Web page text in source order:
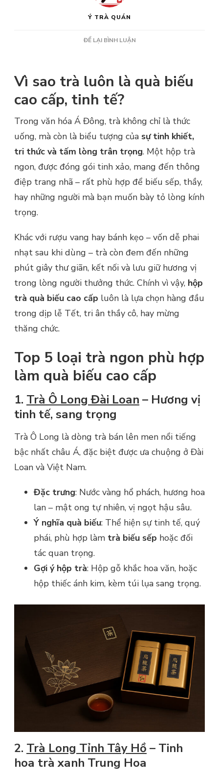
Ý TRÀ QUÁN
ĐỂ LẠI BÌNH LUẬNTẠI
TRÀ
NGON
LÀM
BIẾU
CAO
BIẾU
SẾP,
TRỌNG
Vì sao trà luôn là quà biếu
cao cấp, tinh tế?
Trong văn hóa Á Đông, trà không chỉ là thức
uống, mà còn là biểu tượng của sự tinh khiết,
tri thức và tấm lòng trân trọng. Một hộp trà
ngon, được đóng gói tinh xảo, mang đến thông
điệp trang nhã – rất phù hợp để biếu sếp, thầy,
hay những người mà bạn muốn bày tỏ lòng kính
trọng.
Khác với rượu vang hay bánh kẹo – vốn dễ phai
nhạt sau khi dùng – trà còn đem đến những
phút giây thư giãn, kết nối và lưu giữ hương vị
trong lòng người thưởng thức. Chính vì vậy, hộp
trà quà biếu cao cấp luôn là lựa chọn hàng đầu
trong dịp lễ Tết, tri ân thầy cô, hay mừng
thăng chức.
Top 5 loại trà ngon phù hợp
làm quà biếu cao cấp
1. Trà Ô Long Đài Loan – Hương vị
tinh tế, sang trọng
Trà Ô Long là dòng trà bán lên men nổi tiếng
bậc nhất châu Á, đặc biệt được ưa chuộng ở Đài
Loan và Việt Nam.
Đặc trưng: Nước vàng hổ phách, hương hoa
lan – mật ong tự nhiên, vị ngọt hậu sâu.
Ý nghĩa quà biếu: Thể hiện sự tinh tế, quý
phái, phù hợp làm trà biếu sếp hoặc đối
tác quan trọng.
Gợi ý hộp trà: Hộp gỗ khắc hoa văn, hoặc
hộp thiếc ánh kim, kèm túi lụa sang trọng.
2. Trà Long Tỉnh Tây Hồ – Tinh
hoa trà xanh Trung Hoa